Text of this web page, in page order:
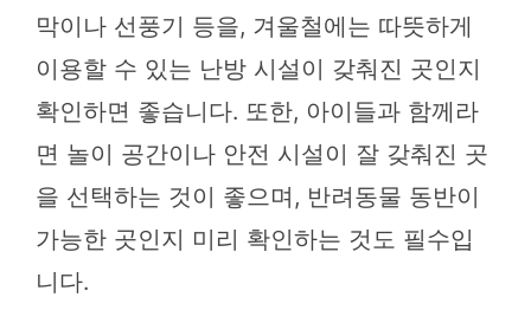
막이나 선풍기 등을, 겨울철에는 따뜻하게
이용할 수 있는 난방 시설이 갖춰진 곳인지
확인하면 좋습니다. 또한, 아이들과 함께라
면 놀이 공간이나 안전 시설이 잘 갖춰진 곳
을 선택하는 것이 좋으며, 반려동물 동반이
가능한 곳인지 미리 확인하는 것도 필수입
니다.